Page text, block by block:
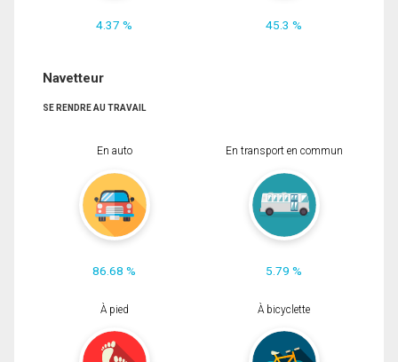
4.37 % 45.3 %
Navetteur
SE RENDRE AU TRAVAIL
En auto
86.68 %
En transport en commun
5.79 %
À pied À bicyclette